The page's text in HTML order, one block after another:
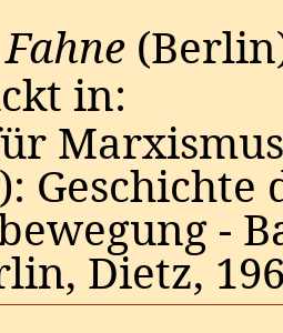
Fahne
in:
-
Dietz,